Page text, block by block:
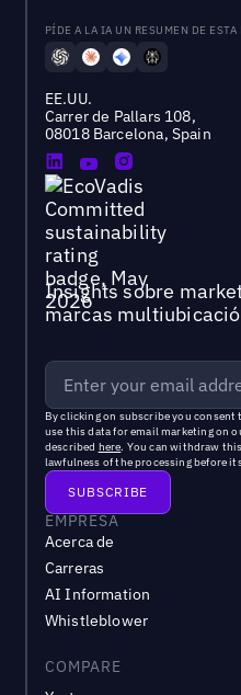
PÍDE A LA IA UN RESUMEN DE
EE.UU.
Carrer de Pallars 108,
08018 Barcelona, Spain
Insights sobre
marcas
By clicking on subscribe you consent
use this data for email marketing on
described here. You can withdraw
lawfulness of the processing before
EMPRESA
Acerca de
Carreras
AI Information
Whistleblower
COMPARE